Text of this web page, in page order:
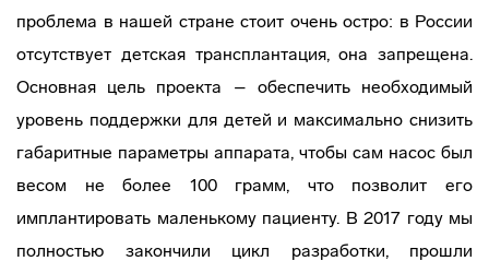
проблема в нашей стране стоит очень остро: в России
отсутствует детская трансплантация, она запрещена.
Основная цель проекта – обеспечить необходимый
уровень поддержки для детей и максимально снизить
габаритные параметры аппарата, чтобы сам насос был
весом не более 100 грамм, что позволит его
имплантировать маленькому пациенту. В 2017 году мы
полностью закончили цикл разработки, прошли